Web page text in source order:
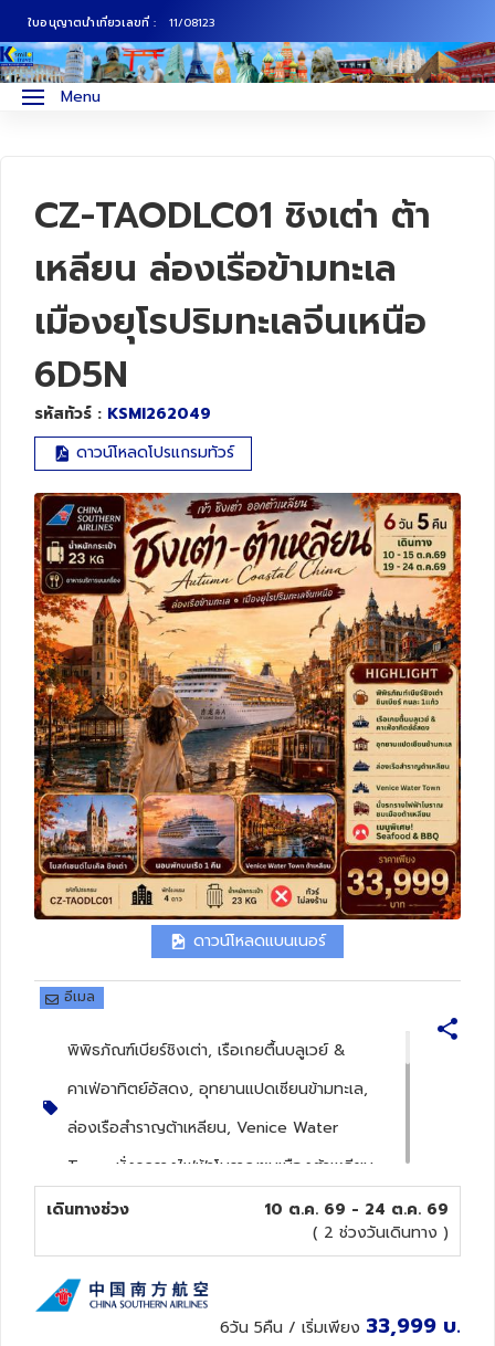
ใบอนุญาตนำเที่ยวเลขที่ : 11/08123
Menu
CZ-TAODLC01 ชิงเต่า ต้า
เหลียน ล่องเรือข้ามทะเล
เมืองยุโรปริมทะเลจีนเหนือ
6D5N
รหัสทัวร์ : KSMI262049
ดาวน์โหลดโปรแกรมทัวร์
ดาวน์โหลดแบนเนอร์
อีเมล
พิพิธภัณฑ์เบียร์ชิงเต่า, เรือเกยตื้นบลูเวย์ &
คาเฟ่อาทิตย์อัสดง, อุทยานแปดเซียนข้ามทะเล,
ล่องเรือสำราญต้าเหลียน, Venice Water
Town, นั่งรถรางไฟฟ้าโบราณชมเมืองต้าเหลียน
เมืองชิงเต่า, สะพานจ้านเฉียว, ถนนจงซาน, โบสถ์
คริสต์เซนต์ไมเคิล, ตรอกกว่างชิงหลี่, พิพิธภัณฑ์
เบียร์ชิงเต่า, ศูนย์เรือใบโอลิมปิกชิงเต่า, จัตุรัส 4
พฤษภา, อ่าวฟู่ซาน, หมู่บ้านประมงซาจื่อโข่ว,
เดินทางช่วง
10 ต.ค. 69 - 24 ต.ค. 69
( 2 ช่วงวันเดินทาง )
6วัน 5คืน / เริ่มเพียง 33,999 บ.
ทัวร์ญี่ปุ่น
ทัวร์สแกนดิเนเวีย
ทัวร์จีน
ทัวร์ฮ่องกง
ทัวร์สิงคโปร์
ทัวร์ตุรเคีย
ทัวร์สวิตเซอร์แลนด์
ทัวร์พม่า
ทัวร์ลาว
ทัวร์มัลดีฟส์
ทัวร์เวียดนาม
ทัวร์อียิปต์
ทัวร์จอร์เจีย
ทัวร์บาหลี
ทัวร์นิวซีแลนด์
ทัวร์ออสเตรเลีย
ภาคเหนือ
ภาคตะวันตก
ภาคตะวันออก